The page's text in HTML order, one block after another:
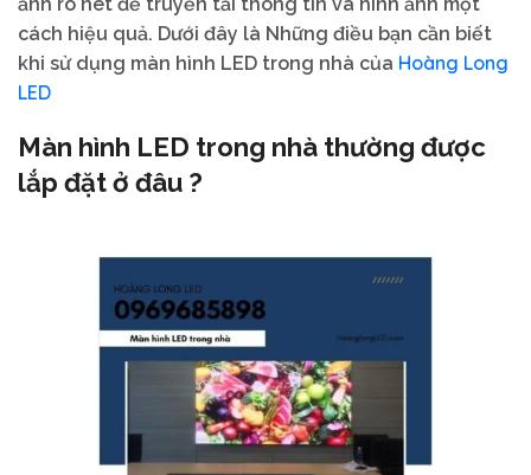
cách hiệu quả. Dưới đây là Những điều bạn cần biết
khi sử dụng màn hình LED trong nhà của Hoàng Long
LED
Màn hình LED trong nhà thường được
lắp đặt ở đâu ?